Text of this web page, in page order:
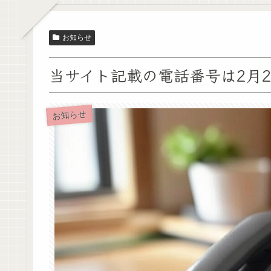
お知らせ
当サイト記載の電話番号は2月
お知らせ